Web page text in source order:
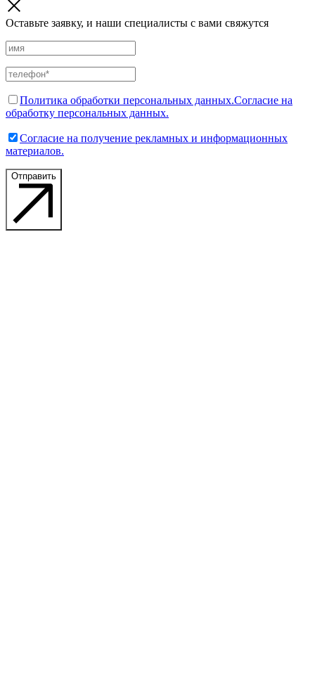
Оставьте заявку, и наши специалисты с вами свяжутся
Политика обработки персональных данных.Согласие на
обработку персональных данных.
Согласие на получение рекламных и информационных
материалов.
Отправить